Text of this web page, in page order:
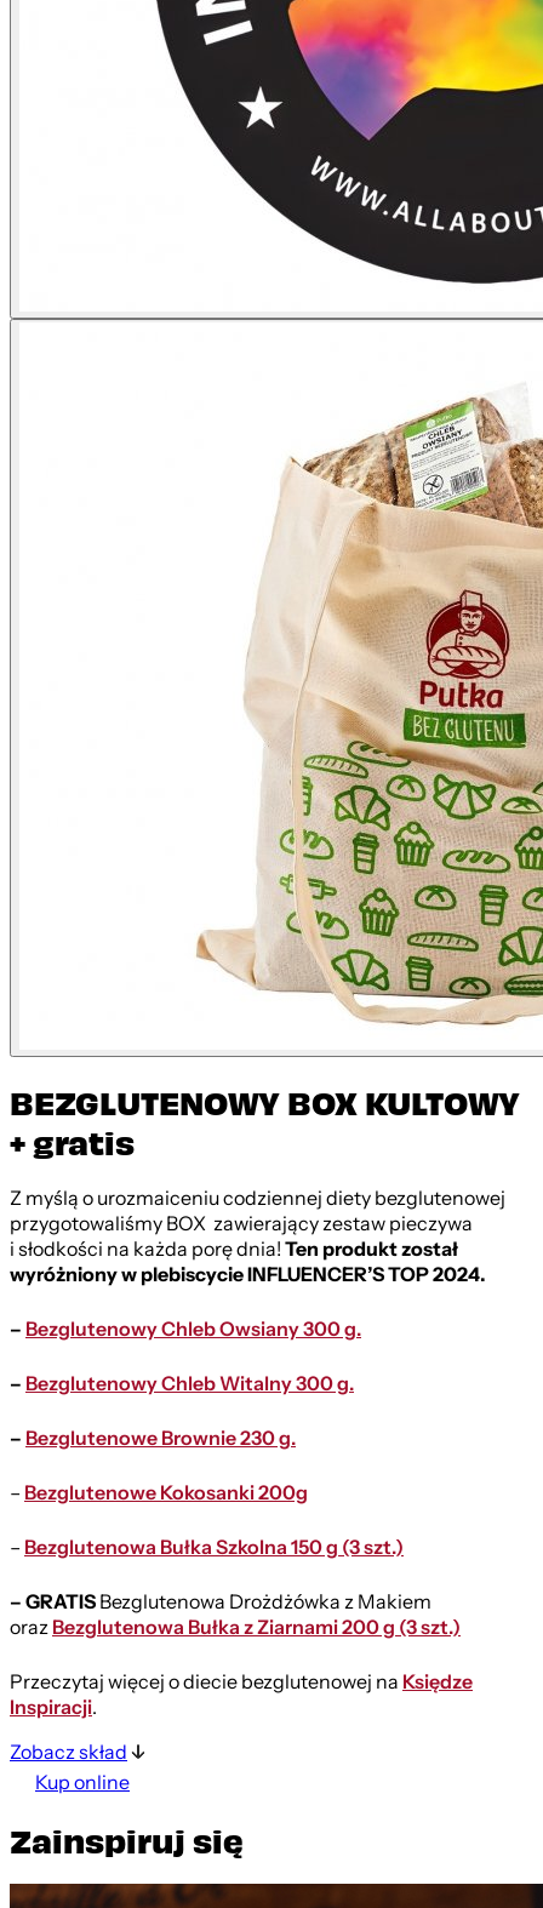
BEZGLUTENOWY BOX KULTOWY
+ gratis
Z myślą o urozmaiceniu codziennej diety bezglutenowej
przygotowaliśmy BOX zawierający zestaw pieczywa
i słodkości na każda porę dnia!Ten produkt został
wyróżniony w plebiscycie INFLUENCER’S TOP 2024.
– Bezglutenowy Chleb Owsiany 300 g.
– Bezglutenowy Chleb Witalny 300 g.
– Bezglutenowe Brownie 230 g.
– Bezglutenowe Kokosanki 200g
– Bezglutenowa Bułka Szkolna 150 g (3 szt.)
– GRATISBezglutenowa Drożdżówka z Makiem
orazBezglutenowa Bułka z Ziarnami 200 g (3 szt.)
Przeczytaj więcej o diecie bezglutenowej na Księdze
Inspiracji.
Zobacz skład
Kup online
Zainspiruj się